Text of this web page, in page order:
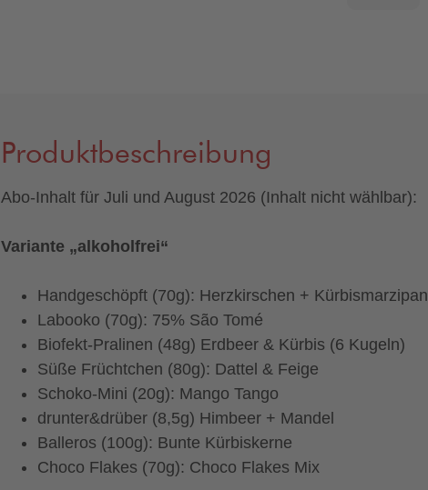
Produktbeschreibung
Abo-Inhalt für Juli und August 2026 (Inhalt nicht wählbar):
Variante „alkoholfrei“
Handgeschöpft (70g): Herzkirschen + Kürbismarzipan
Labooko (70g): 75% São Tomé
Biofekt-Pralinen (48g) Erdbeer & Kürbis (6 Kugeln)
Süße Früchtchen (80g): Dattel & Feige
Schoko-Mini (20g): Mango Tango
drunter&drüber (8,5g) Himbeer + Mandel
Balleros (100g): Bunte Kürbiskerne
Choco Flakes (70g): Choco Flakes Mix